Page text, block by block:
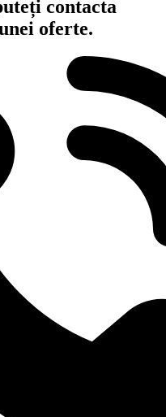
contacta
oferte.